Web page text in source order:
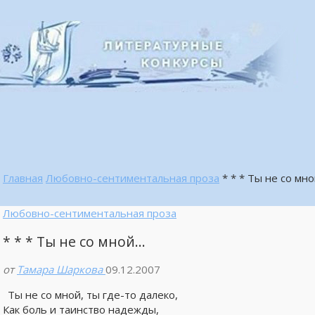
Главная Любовно-сентиментальная проза * * * Ты не со
Любовно-сентиментальная проза
* * * Ты не со мной…
от Тамара Шаркова 09.12.2007
Ты не со мной, ты где-то далеко,
Как боль и таинство надежды,